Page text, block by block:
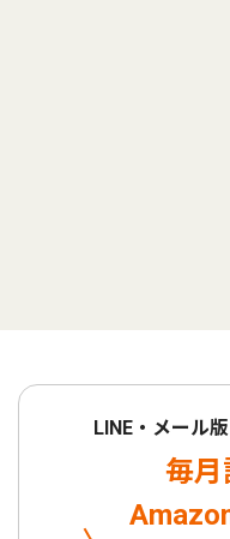
LINE・メール
毎月